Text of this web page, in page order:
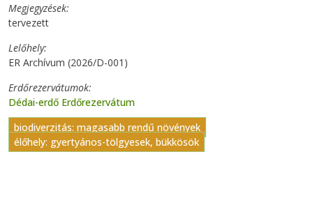
Megjegyzések
tervezett
Lelőhely
ER Archívum (2026/D-001)
Erdőrezervátumok
Dédai-erdő Erdőrezervátum
biodiverzitás: magasabb rendű növények
élőhely: gyertyános-tölgyesek, bükkösök